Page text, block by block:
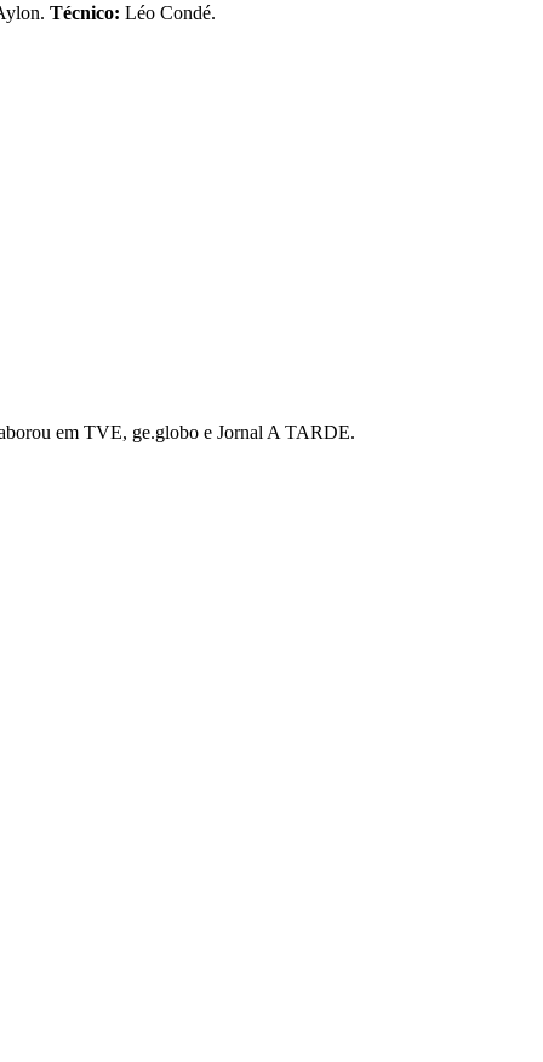
Técnico: Léo Condé.
em TVE, ge.globo e Jornal A TARDE.